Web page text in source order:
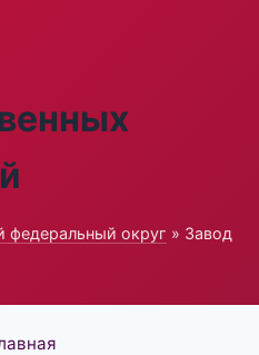
федеральный округ » Завод